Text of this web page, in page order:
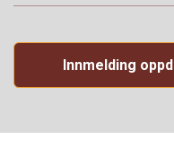
Innmelding